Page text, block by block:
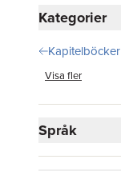
Kategorier
Kapitelböcker
Visa fler
Språk